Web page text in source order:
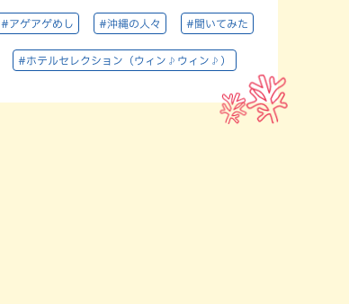
#アゲアゲめし #沖縄の人々 #聞いてみた
#ホテルセレクション（ウィン♪ウィン♪）